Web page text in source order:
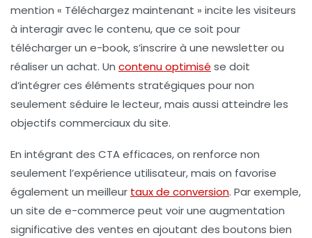
mention « Téléchargez maintenant » incite les visiteurs
à interagir avec le contenu, que ce soit pour
télécharger un e-book, s’inscrire à une newsletterou
réaliser un achat. Un contenu optimisé se doit
d’intégrer ces éléments stratégiques pour non
seulement séduire le lecteur, mais aussi atteindre les
objectifs commerciaux du site.
En intégrant des CTA efficaces, on renforce non
seulement l’expérience utilisateur, mais on favorise
également un meilleur taux de conversion. Par exemple,
un site de e-commerce peut voir une augmentation
significative des ventes en ajoutant des boutons bien